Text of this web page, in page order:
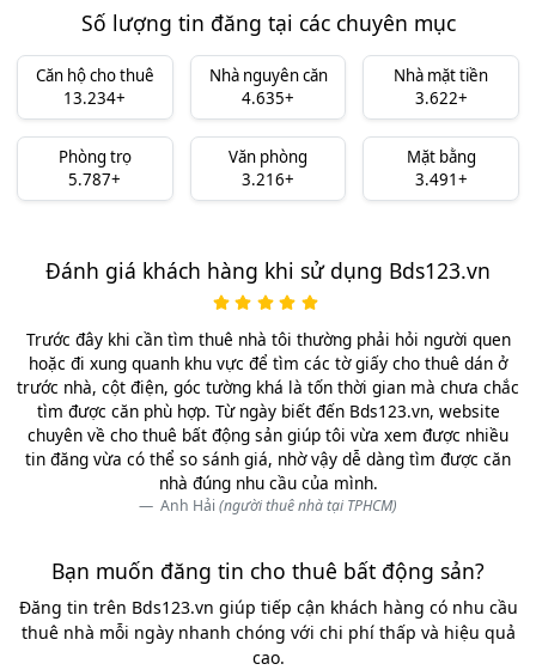
Số lượng tin đăng tại các chuyên mục
Căn hộ cho thuê
13.234+
Nhà nguyên căn
4.635+
Nhà mặt tiền
3.622+
Phòng trọ
5.787+
Văn phòng
3.216+
Mặt bằng
3.491+
Đánh giá khách hàng khi sử dụng Bds123.vn
Trước đây khi cần tìm thuê nhà tôi thường phải hỏi người quen
hoặc đi xung quanh khu vực để tìm các tờ giấy cho thuê dán ở
trước nhà, cột điện, góc tường khá là tốn thời gian mà chưa chắc
tìm được căn phù hợp. Từ ngày biết đến Bds123.vn, website
chuyên về cho thuê bất động sản giúp tôi vừa xem được nhiều
tin đăng vừa có thể so sánh giá, nhờ vậy dễ dàng tìm được căn
nhà đúng nhu cầu của mình.
Anh Hải (người thuê nhà tại TPHCM)
Bạn muốn đăng tin cho thuê bất động sản?
Đăng tin trên Bds123.vn giúp tiếp cận khách hàng có nhu cầu
thuê nhà mỗi ngày nhanh chóng với chi phí thấp và hiệu quả
cao.